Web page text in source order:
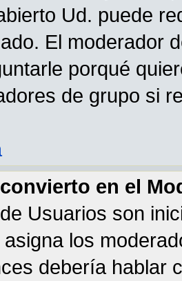
Ud. puede
El moderador
porqué
de grupo si
en el
Usuarios son
los
debería hablar